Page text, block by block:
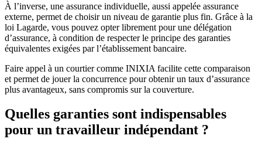
À l’inverse, une assurance individuelle, aussi appelée assurance
externe, permet de choisir un niveau de garantie plus fin. Grâce à la
loi Lagarde, vous pouvez opter librement pour une délégation
d’assurance, à condition de respecter le principe des garanties
équivalentes exigées par l’établissement bancaire.
Faire appel à un courtier comme INIXIA facilite cette comparaison
et permet de jouer la concurrence pour obtenir un taux d’assurance
plus avantageux, sans compromis sur la couverture.
Quelles garanties sont indispensables
pour un travailleur indépendant ?